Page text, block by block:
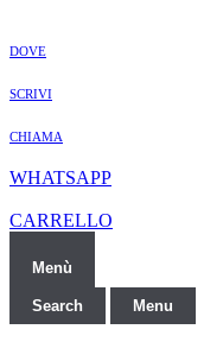
DOVE
SCRIVI
CHIAMA
WHATSAPP
CARRELLO
Menù
Search Menu